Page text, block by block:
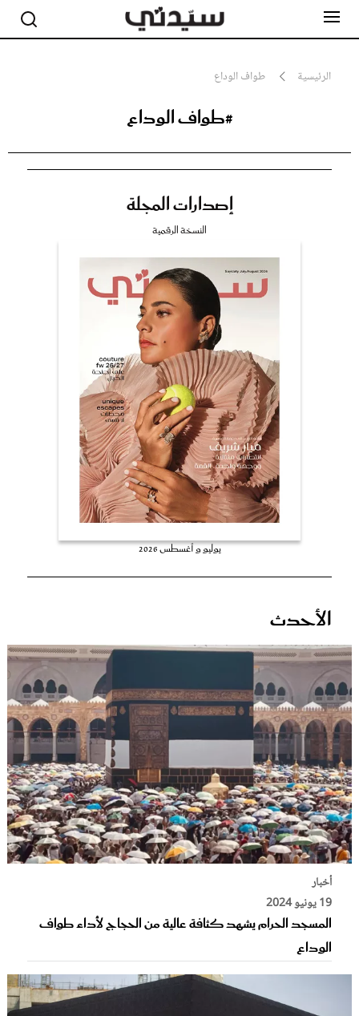
الرئيسية طواف الوداع
#طواف الوداع
إصدارات المجلة
النسخة الرقمية
يوليو و أغسطس 2026
الأحدث
أخبار
19 يونيو 2024
المسجد الحرام يشهد كثافة عالية من الحجاج لأداء طواف
الوداع
جمال
صحة ورشاقة
عروس سيدتي
غلاف رفمي